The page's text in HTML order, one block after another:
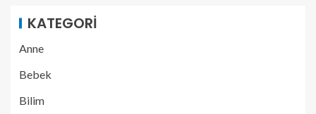
KATEGORI
Anne
Bebek
Bilim